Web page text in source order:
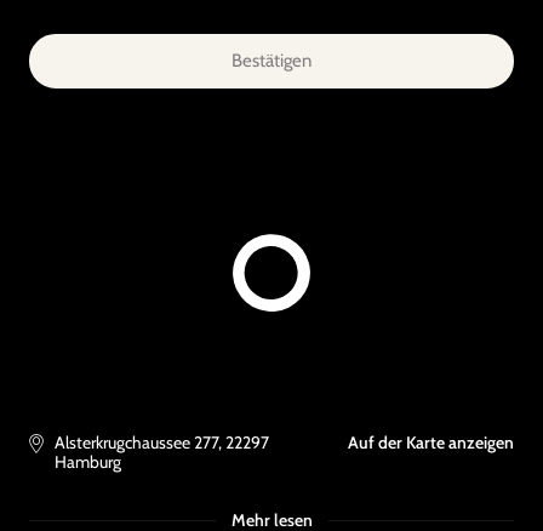
Bestätigen
Alsterkrugchaussee 277,22297
Hamburg
Auf der Karte anzeigen
Mehr lesen